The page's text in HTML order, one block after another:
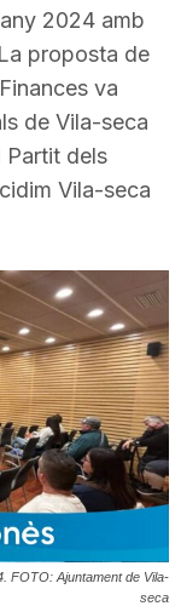
2024 amb
proposta de
va
de Vila-seca
Partit dels
Vila-seca
FOTO: Ajuntament de Vila-
seca